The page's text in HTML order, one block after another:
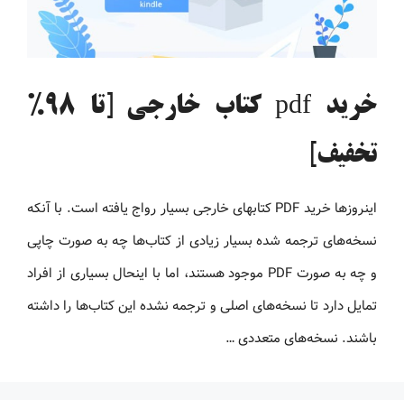
خرید pdf کتاب خارجی [تا 98%
تخفیف]
اینروزها خرید PDF کتاب‎های خارجی بسیار رواج یافته است. با آنکه
نسخه‌های ترجمه شده بسیار زیادی از کتاب‌ها چه به صورت چاپی
و چه به صورت PDF موجود هستند، اما با اینحال بسیاری از افراد
تمایل دارد تا نسخه‌های اصلی و ترجمه نشده این کتاب‌ها را داشته
باشند. نسخه‌های متعددی …